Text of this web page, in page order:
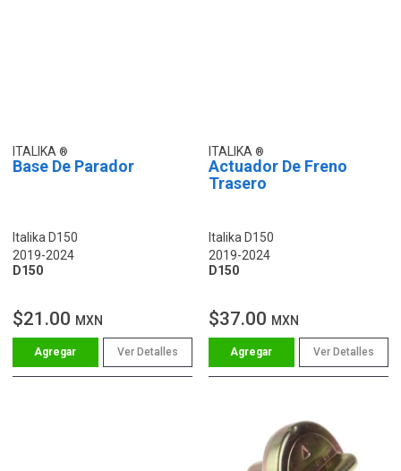
ITALIKA
Base De Parador
Italika D150
2019-2024
D150
$21.00 MXN
Ver Detalles
ITALIKA
Actuador De Freno
Trasero
Italika D150
2019-2024
D150
$37.00 MXN
Ver Detalles